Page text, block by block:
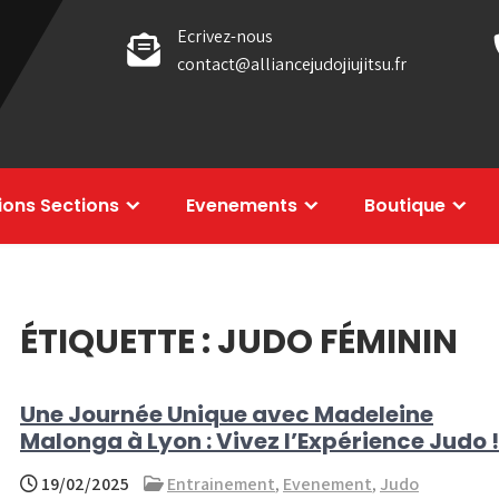
Ecrivez-nous
contact@alliancejudojiujitsu.fr
Sections Evenements Boutique
ÉTIQUETTE :JUDO FÉMININ
Une Journée Unique avec Madeleine
Malonga à Lyon : Vivez l’Expérience Judo !
19/02/2025 Entrainement, Evenement, Judo